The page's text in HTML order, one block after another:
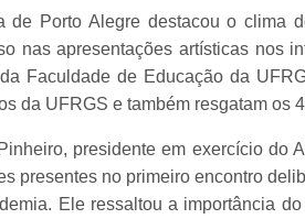
de Porto Alegre destacou o clima
nas apresentações artísticas nos
Faculdade de Educação da
da UFRGS e também resgatam os
presidente em exercício do
presentes no primeiro encontro
Ele ressaltou a importância